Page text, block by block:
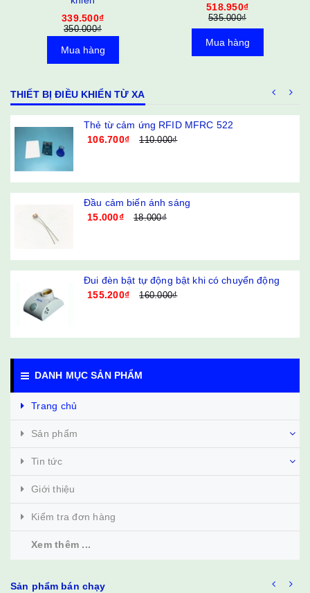
339.500₫
350.000₫
Mua hàng
518.950₫
535.000₫
Mua hàng
THIẾT BỊ ĐIỀU KHIỂN TỪ XA
Thẻ từ cảm ứng RFID MFRC 522
106.700₫
110.000₫
Đầu cảm biến ánh sáng
15.000₫
18.000₫
Đui đèn bật tự động bật khi có chuyển động
155.200₫
160.000₫
DANH MỤC SẢN PHẨM
Trang chủ
Sản phẩm
Tin tức
Giới thiệu
Kiểm tra đơn hàng
Xem thêm ...
Sản phẩm bán chạy